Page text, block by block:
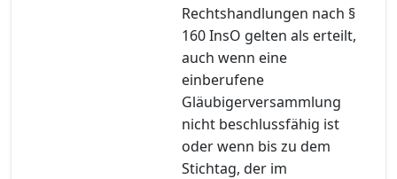
Rechtshandlungen nach §
160 InsO gelten als erteilt,
auch wenn eine
einberufene
Gläubigerversammlung
nicht beschlussfähig ist
oder wenn bis zu dem
Stichtag, der im